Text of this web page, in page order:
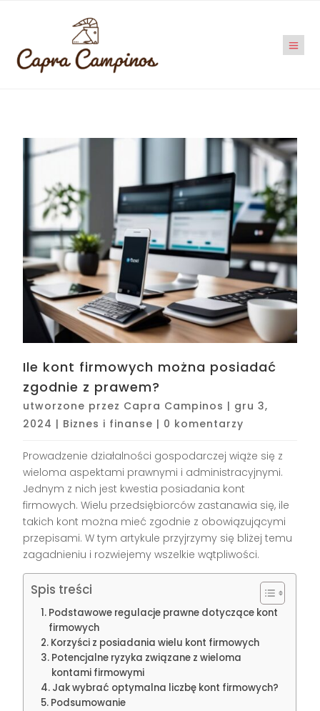
Ile kont firmowych można posiadać
zgodnie z prawem?
utworzone przez Capra Campinos | gru 3,
2024 | Biznes i finanse | 0 komentarzy
Prowadzenie działalności gospodarczej wiąże się z
wieloma aspektami prawnymi i administracyjnymi.
Jednym z nich jest kwestia posiadania kont
firmowych. Wielu przedsiębiorców zastanawia się, ile
takich kont można mieć zgodnie z obowiązującymi
przepisami. W tym artykule przyjrzymy się bliżej temu
zagadnieniu i rozwiejemy wszelkie wątpliwości.
Spis treści
Podstawowe regulacje prawne dotyczące kont
firmowych
Korzyści z posiadania wielu kont firmowych
Potencjalne ryzyka związane z wieloma
kontami firmowymi
Jak wybrać optymalna liczbę kont firmowych?
Podsumowanie